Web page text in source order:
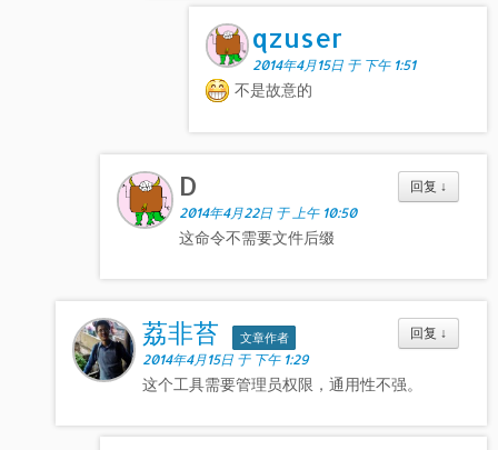
qzuser
2014年4月15日 于 下午 1:51
不是故意的
回复 ↓
D
2014年4月22日 于 上午 10:50
这命令不需要文件后缀
回复 ↓
荔非苔
文章作者
2014年4月15日 于 下午 1:29
这个工具需要管理员权限，通用性不强。